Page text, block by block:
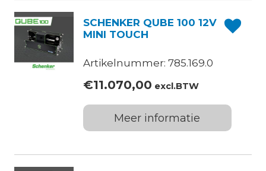
SCHENKER QUBE 100 12V
MINI TOUCH
Artikelnummer: 785.169.0
€11.070,00 excl.BTW
Meer informatie